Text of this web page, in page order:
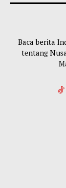
Baca berita
tentang